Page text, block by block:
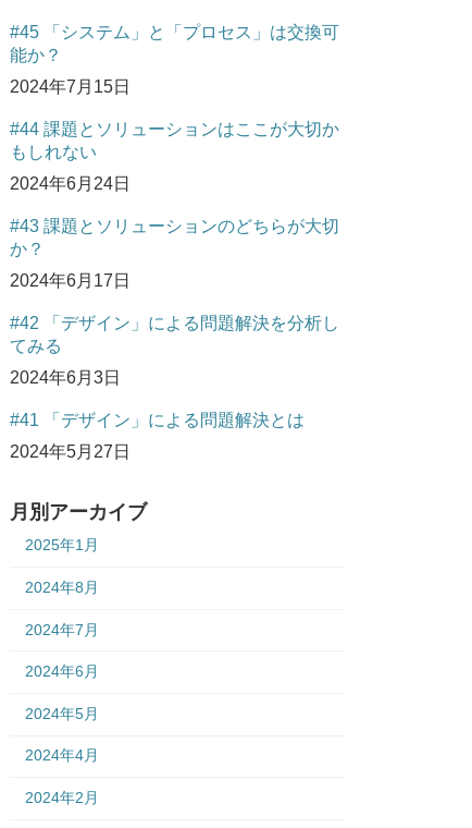
#45 「システム」と「プロセス」は交換可
能か？
2024年7月15日
#44 課題とソリューションはここが大切か
もしれない
2024年6月24日
#43 課題とソリューションのどちらが大切
か？
2024年6月17日
#42 「デザイン」による問題解決を分析し
てみる
2024年6月3日
#41 「デザイン」による問題解決とは
2024年5月27日
月別アーカイブ
2025年1月
2024年8月
2024年7月
2024年6月
2024年5月
2024年4月
2024年2月